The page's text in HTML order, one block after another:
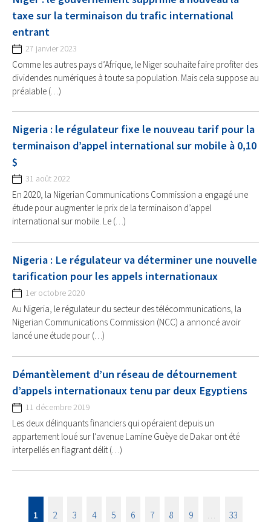
taxe sur la terminaison du trafic international
entrant
27 janvier 2023
Comme les autres pays d’Afrique, le Niger souhaite faire profiter des
dividendes numériques à toute sa population. Mais cela suppose au
préalable (…)
Nigeria : le régulateur fixe le nouveau tarif pour la
terminaison d’appel international sur mobile à 0,10
$
31 août 2022
En 2020, la Nigerian Communications Commission a engagé une
étude pour augmenter le prix de la terminaison d’appel
international sur mobile. Le (…)
Nigeria : Le régulateur va déterminer une nouvelle
tarification pour les appels internationaux
1er octobre 2020
Au Nigeria, le régulateur du secteur des télécommunications, la
Nigerian Communications Commission (NCC) a annoncé avoir
lancé une étude pour (…)
Démantèlement d’un réseau de détournement
d’appels internationaux tenu par deux Egyptiens
11 décembre 2019
Les deux délinquants financiers qui opéraient depuis un
appartement loué sur l’avenue Lamine Guèye de Dakar ont été
interpellés en flagrant délit (…)
1 2 3 4 5 6 7 8 9 33